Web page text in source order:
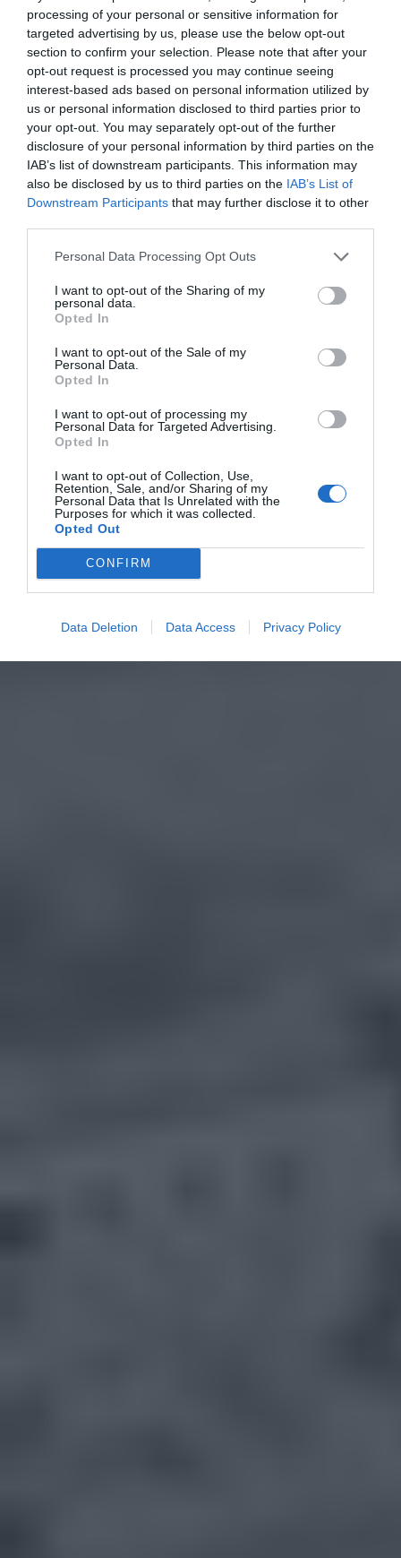
processing of your personal or sensitive information for
targeted advertising by us, please use the below opt-out
section to confirm your selection. Please note that after your
opt-out request is processed you may continue seeing
interest-based ads based on personal information utilized by
us or personal information disclosed to third parties prior to
your opt-out. You may separately opt-out of the further
disclosure of your personal information by third parties on the
IAB’s list of downstream participants. This information may
also be disclosed by us to third parties on the IAB’s List of
Downstream Participants that may further disclose it to other
Personal Data Processing Opt Outs
I want to opt-out of the Sharing of my
personal data.
Opted In
I want to opt-out of the Sale of my
Personal Data.
Opted In
I want to opt-out of processing my
Personal Data for Targeted Advertising.
Opted In
I want to opt-out of Collection, Use,
Retention, Sale, and/or Sharing of my
Personal Data that Is Unrelated with the
Purposes for which it was collected.
Opted Out
CONFIRM
Data Deletion Data Access Privacy Policy